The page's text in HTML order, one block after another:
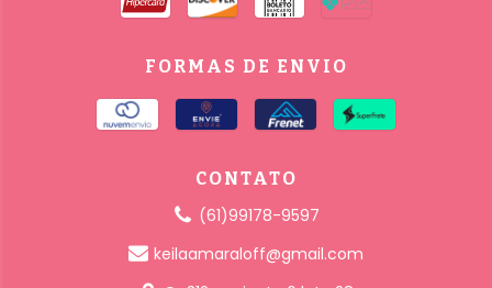
FORMAS DE ENVIO
CONTATO
(61)99178-9597
keilaamaraloff@gmail.com